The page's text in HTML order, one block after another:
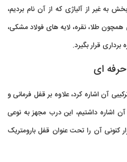
به غیر از آلیاژی که از آن نام بردیم،
طلا، نقره، لایه های فولاد مشکی،
قرار بگیرد.
ای
آن اشاره کرد، علاوه بر قفل فرمانی و
اشاره داشتیم، این درب مجهز به نوعی
کنونی آن را تحت عنوان قفل بارومتریک